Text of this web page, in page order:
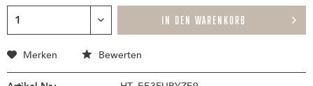
IN DEN WARENKORB
Merken Bewerten